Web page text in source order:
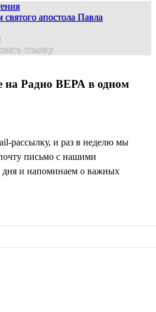
апостола Павла
на Радио ВЕРА в одном
рассылку, и раз в неделю мы
письмо с нашими
дня и напоминаем о важных